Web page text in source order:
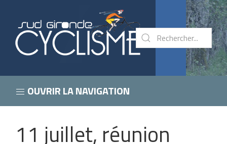
OUVRIR LA NAVIGATION
11 juillet, réunion